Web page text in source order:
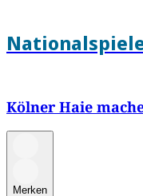
Kölner Haie
Merken